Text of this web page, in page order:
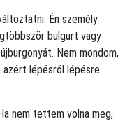
Én személy
bulgurt vagy
Nem mondom,
azért lépésről lépésre
nem tettem volna meg,